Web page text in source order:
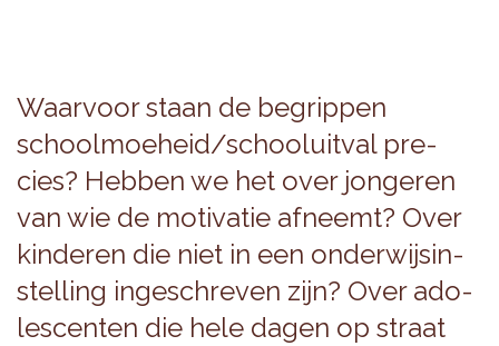
Waar­voor staan de be­grip­pen
school­moe­heid/school­uit­val pre­
cies? Heb­ben we het over jon­ge­ren
van wie de mo­ti­va­tie af­neemt? Over
kin­de­ren die niet in een on­der­wijs­in­
stel­ling in­ge­schre­ven zijn? Over ado­
les­cen­ten die hele dagen op straat